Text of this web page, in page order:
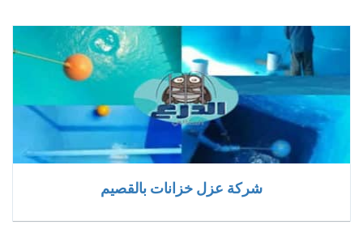
شركة عزل خزانات بالقصيم